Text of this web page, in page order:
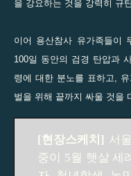
을 강요하는 것을 강력히 규
이어 용산참사 유가족들이
100일 동안의 검경 탄압과
령에 대한 분노를 표하고,
벌을 위해 끝까지 싸울 것을
[현장스케치] 서
중이 5월 햇살 세